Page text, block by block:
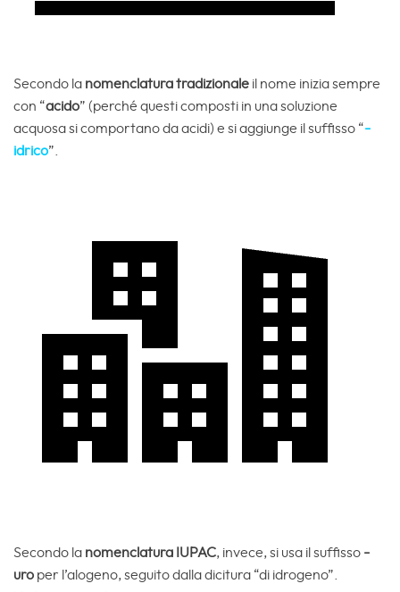
Secondo la nomenclatura tradizionale il nome inizia sempre
con “acido” (perché questi composti in una soluzione
acquosa si comportano da acidi) e si aggiunge il suffisso “-
idrico”.
Secondo la nomenclatura IUPAC, invece, si usa il suffisso -
uro per l’alogeno, seguito dalla dicitura “di idrogeno”.